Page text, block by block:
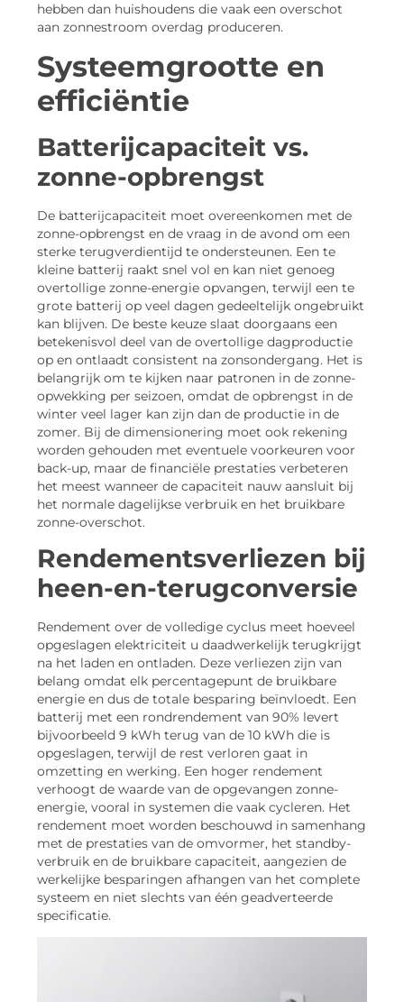
hebben dan huishoudens die vaak een overschot
aan zonnestroom overdag produceren.
Systeemgrootte en
efficiëntie
Batterijcapaciteit vs.
zonne-opbrengst
De batterijcapaciteit moet overeenkomen met de
zonne-opbrengst en de vraag in de avond om een
sterke terugverdientijd te ondersteunen. Een te
kleine batterij raakt snel vol en kan niet genoeg
overtollige zonne-energie opvangen, terwijl een te
grote batterij op veel dagen gedeeltelijk ongebruikt
kan blijven. De beste keuze slaat doorgaans een
betekenisvol deel van de overtollige dagproductie
op en ontlaadt consistent na zonsondergang. Het is
belangrijk om te kijken naar patronen in de zonne-
opwekking per seizoen, omdat de opbrengst in de
winter veel lager kan zijn dan de productie in de
zomer. Bij de dimensionering moet ook rekening
worden gehouden met eventuele voorkeuren voor
back-up, maar de financiële prestaties verbeteren
het meest wanneer de capaciteit nauw aansluit bij
het normale dagelijkse verbruik en het bruikbare
zonne-overschot.
Rendementsverliezen bij
heen-en-terugconversie
Rendement over de volledige cyclus meet hoeveel
opgeslagen elektriciteit u daadwerkelijk terugkrijgt
na het laden en ontladen. Deze verliezen zijn van
belang omdat elk percentagepunt de bruikbare
energie en dus de totale besparing beïnvloedt. Een
batterij met een rondrendement van 90% levert
bijvoorbeeld 9 kWh terug van de 10 kWh die is
opgeslagen, terwijl de rest verloren gaat in
omzetting en werking. Een hoger rendement
verhoogt de waarde van de opgevangen zonne-
energie, vooral in systemen die vaak cycleren. Het
rendement moet worden beschouwd in samenhang
met de prestaties van de omvormer, het standby-
verbruik en de bruikbare capaciteit, aangezien de
werkelijke besparingen afhangen van het complete
systeem en niet slechts van één geadverteerde
specificatie.